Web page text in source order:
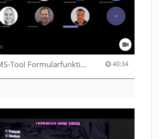
Webinar «EMS-Tool Formularfunktion» 40:34